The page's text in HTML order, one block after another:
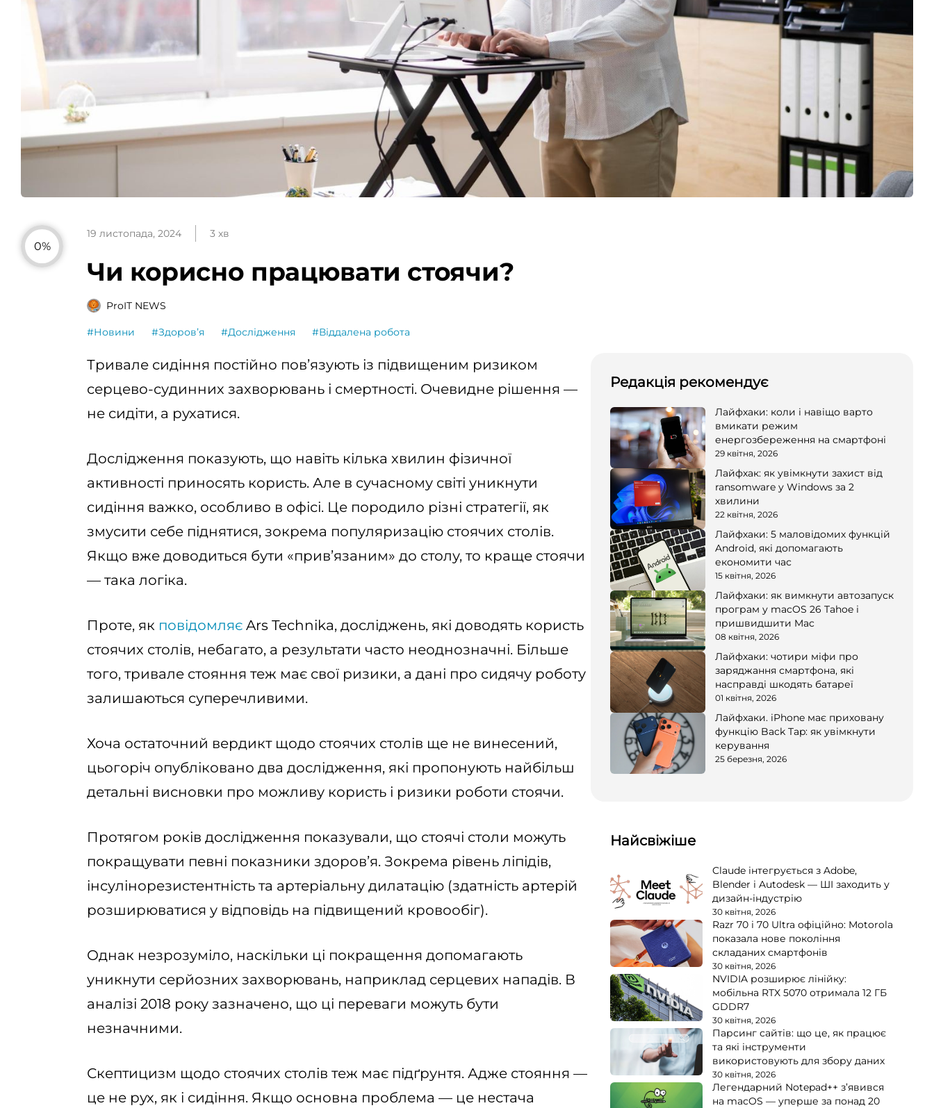
0%
19 листопада, 2024 3 хв
Чи корисно працювати стоячи?
ProIT NEWS
#Новини #Здоровʼя #Дослідження #Віддалена робота
Тривале сидіння постійно пов’язують із підвищеним ризиком
серцево-судинних захворювань і смертності. Очевидне рішення —
не сидіти, а рухатися.
Дослідження показують, що навіть кілька хвилин фізичної
активності приносять користь. Але в сучасному світі уникнути
сидіння важко, особливо в офісі. Це породило різні стратегії, як
змусити себе піднятися, зокрема популяризацію стоячих столів.
Якщо вже доводиться бути «прив’язаним» до столу, то краще стоячи
— така логіка.
Проте, як повідомляє Ars Technika, досліджень, які доводять користь
стоячих столів, небагато, а результати часто неоднозначні. Більше
того, тривале стояння теж має свої ризики, а дані про сидячу роботу
залишаються суперечливими.
Хоча остаточний вердикт щодо стоячих столів ще не винесений,
цьогоріч опубліковано два дослідження, які пропонують найбільш
детальні висновки про можливу користь і ризики роботи стоячи.
Протягом років дослідження показували, що стоячі столи можуть
покращувати певні показники здоров’я. Зокрема рівень ліпідів,
інсулінорезистентність та артеріальну дилатацію (здатність артерій
розширюватися у відповідь на підвищений кровообіг).
Однак незрозуміло, наскільки ці покращення допомагають
уникнути серйозних захворювань, наприклад серцевих нападів. В
аналізі 2018 року зазначено, що ці переваги можуть бути
незначними.
Скептицизм щодо стоячих столів теж має підґрунтя. Адже стояння —
це не рух, як і сидіння. Якщо основна проблема — це нестача
Редакція рекомендує
Лайфхаки: коли і навіщо варто
вмикати режим
енергозбереження на смартфоні
29 квітня, 2026
Лайфхак: як увімкнути захист від
ransomware у Windows за 2
хвилини
22 квітня, 2026
Лайфхаки: 5 маловідомих функцій
Android, які допомагають
економити час
15 квітня, 2026
Лайфхаки: як вимкнути автозапуск
програм у macOS 26 Tahoe і
пришвидшити Mac
08 квітня, 2026
Лайфхаки: чотири міфи про
заряджання смартфона, які
насправді шкодять батареї
01 квітня, 2026
Лайфхаки. iPhone має приховану
функцію Back Tap: як увімкнути
керування
25 березня, 2026
Найсвіжіше
Claude інтегрується з Adobe,
Blender і Autodesk — ШІ заходить у
дизайн-індустрію
30 квітня, 2026
Razr 70 і 70 Ultra офіційно: Motorola
показала нове покоління
складаних смартфонів
30 квітня, 2026
NVIDIA розширює лінійку:
мобільна RTX 5070 отримала 12 ГБ
GDDR7
30 квітня, 2026
Парсинг сайтів: що це, як працює
та які інструменти
використовують для збору даних
30 квітня, 2026
Легендарний Notepad++ з’явився
на macOS — уперше за понад 20